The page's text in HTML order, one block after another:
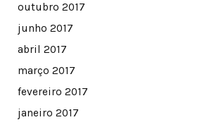
outubro 2017
junho 2017
abril 2017
março 2017
fevereiro 2017
janeiro 2017